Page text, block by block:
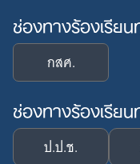
ช่องทางร้องเรีย
กสศ.
ช่องทางร้องเรีย
ป.ป.ช.